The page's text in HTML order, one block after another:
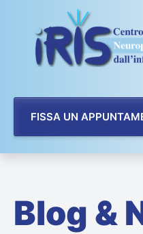
contenuto
FISSA UN
Blog &